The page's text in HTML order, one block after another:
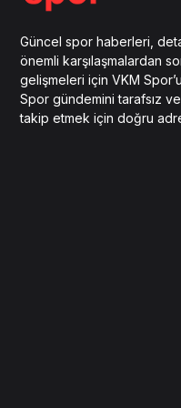
Güncel spor haberleri,
önemli karşılaşmalardan
gelişmeleri için VKM
Spor gündemini tarafsız
takip etmek için doğru